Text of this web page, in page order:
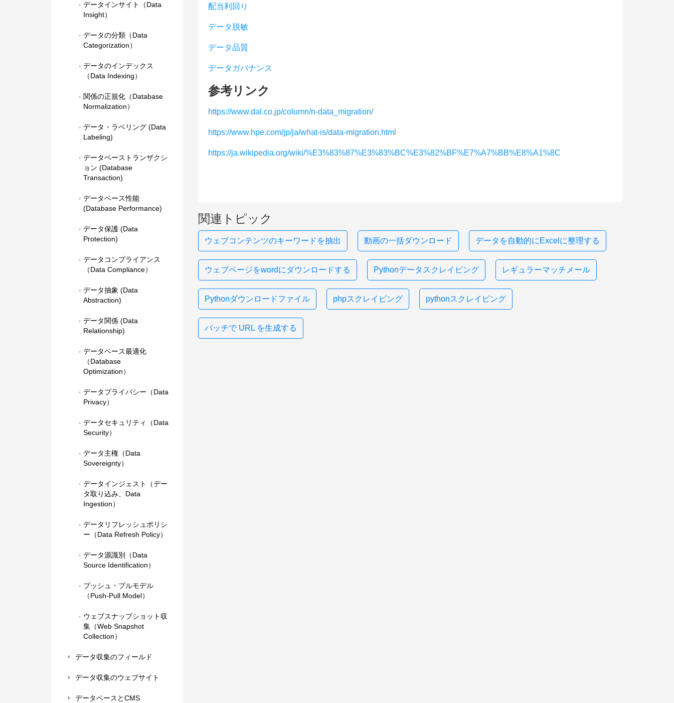
データインサイト（Data
Insight）
データの分類（Data
Categorization）
データのインデックス
（Data Indexing）
関係の正規化（Database
Normalization）
データ・ラベリング (Data
Labeling)
データベーストランザクシ
ョン (Database
Transaction)
データベース性能
(Database Performance)
データ保護 (Data
Protection)
データコンプライアンス
（Data Compliance）
データ抽象 (Data
Abstraction)
データ関係 (Data
Relationship)
データベース最適化
（Database
Optimization）
データプライバシー（Data
Privacy）
データセキュリティ（Data
Security）
データ主権（Data
Sovereignty）
データインジェスト（デー
タ取り込み、Data
Ingestion）
データリフレッシュポリシ
ー（Data Refresh Policy）
データ源識別（Data
Source Identification）
プッシュ・プルモデル
（Push-Pull Model）
ウェブスナップショット収
集（Web Snapshot
Collection）
データ収集のフィールド
データ収集のウェブサイト
データベースとCMS
配当利回り
データ脱敏
データ品質
データガバナンス
参考リンク
https://www.dal.co.jp/column/n-data_migration/
https://www.hpe.com/jp/ja/what-is/data-migration.html
https://ja.wikipedia.org/wiki/%E3%83%87%E3%83%BC%E3%82%BF%E7%A7%BB%E8%A1%8C
関連トピック
ウェブコンテンツのキーワードを抽出 動画の一括ダウンロード データを自動的にExcelに整理する
ウェブページをwordにダウンロードする Pythonデータスクレイピング レギュラーマッチメール
Pythonダウンロードファイル phpスクレイピング pythonスクレイピング
バッチで URL を生成する